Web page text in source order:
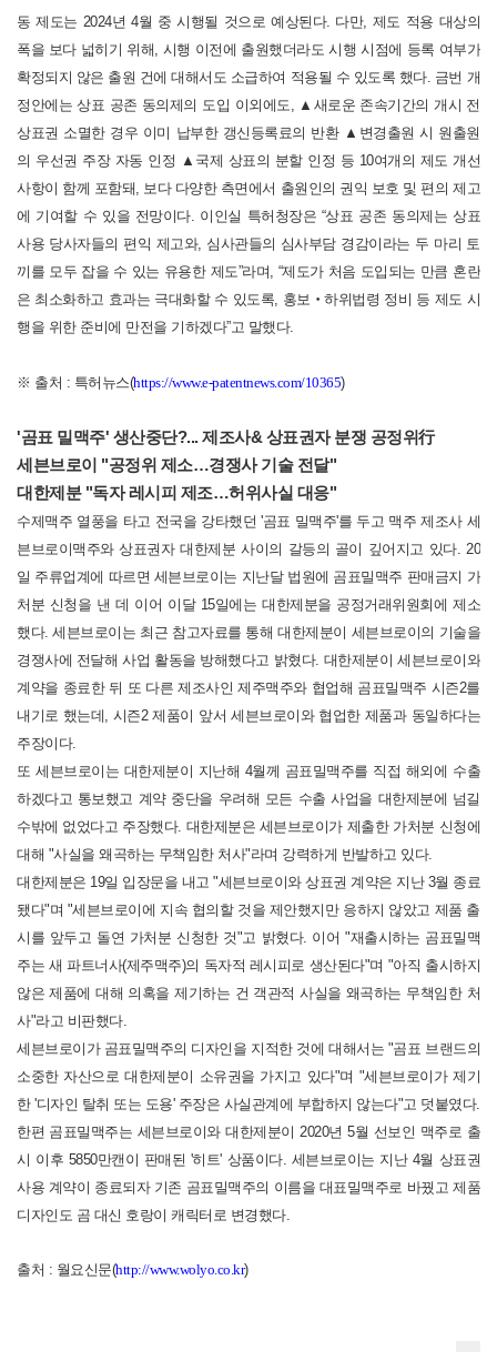
동 제도는 2024년 4월 중 시행될 것으로 예상된다. 다만, 제도 적용 대상의
폭을 보다 넓히기 위해, 시행 이전에 출원했더라도 시행 시점에 등록 여부가
확정되지 않은 출원 건에 대해서도 소급하여 적용될 수 있도록 했다. 금번 개
정안에는 상표 공존 동의제의 도입 이외에도, ▲새로운 존속기간의 개시 전
상표권 소멸한 경우 이미 납부한 갱신등록료의 반환 ▲변경출원 시 원출원
의 우선권 주장 자동 인정 ▲국제 상표의 분할 인정 등 10여개의 제도 개선
사항이 함께 포함돼, 보다 다양한 측면에서 출원인의 권익 보호 및 편의 제고
에 기여할 수 있을 전망이다. 이인실 특허청장은 “상표 공존 동의제는 상표
사용 당사자들의 편익 제고와, 심사관들의 심사부담 경감이라는 두 마리 토
끼를 모두 잡을 수 있는 유용한 제도”라며, “제도가 처음 도입되는 만큼 혼란
은 최소화하고 효과는 극대화할 수 있도록, 홍보 ‧하위법령 정비 등 제도 시
행을 위한 준비에 만전을 기하겠다”고 말했다.
※ 출처 : 특허뉴스(https://www.e-patentnews.com/10365)
'곰표 밀맥주' 생산중단?... 제조사& 상표권자 분쟁 공정위行
세븐브로이 "공정위 제소…경쟁사 기술 전달"
대한제분 "독자 레시피 제조…허위사실 대응"
수제맥주 열풍을 타고 전국을 강타했던 '곰표 밀맥주'를 두고 맥주 제조사 세
븐브로이맥주와 상표권자 대한제분 사이의 갈등의 골이 깊어지고 있다. 20
일 주류업계에 따르면 세븐브로이는 지난달 법원에 곰표밀맥주 판매금지 가
처분 신청을 낸 데 이어 이달 15일에는 대한제분을 공정거래위원회에 제소
했다.세븐브로이는 최근 참고자료를 통해 대한제분이 세븐브로이의 기술을
경쟁사에 전달해 사업 활동을 방해했다고 밝혔다. 대한제분이 세븐브로이와
계약을 종료한 뒤 또 다른 제조사인 제주맥주와 협업해 곰표밀맥주 시즌2를
내기로 했는데, 시즌2 제품이 앞서 세븐브로이와 협업한 제품과 동일하다는
주장이다.
또 세븐브로이는 대한제분이 지난해 4월께 곰표밀맥주를 직접 해외에 수출
하겠다고 통보했고 계약 중단을 우려해 모든 수출 사업을 대한제분에 넘길
수밖에 없었다고 주장했다. 대한제분은 세븐브로이가 제출한 가처분 신청에
대해 "사실을 왜곡하는 무책임한 처사"라며 강력하게 반발하고 있다.
대한제분은 19일 입장문을 내고 "세븐브로이와 상표권 계약은 지난 3월 종료
됐다"며 "세븐브로이에 지속 협의할 것을 제안했지만 응하지 않았고 제품 출
시를 앞두고 돌연 가처분 신청한 것"고 밝혔다. 이어 "재출시하는 곰표밀맥
주는 새 파트너사(제주맥주)의 독자적 레시피로 생산된다"며 "아직 출시하지
않은 제품에 대해 의혹을 제기하는 건 객관적 사실을 왜곡하는 무책임한 처
사"라고 비판했다.
세븐브로이가 곰표밀맥주의 디자인을 지적한 것에 대해서는 "곰표 브랜드의
소중한 자산으로 대한제분이 소유권을 가지고 있다"며 "세븐브로이가 제기
한 '디자인 탈취 또는 도용' 주장은 사실관계에 부합하지 않는다"고 덧붙였다.
한편 곰표밀맥주는 세븐브로이와 대한제분이 2020년 5월 선보인 맥주로 출
시 이후 5850만캔이 판매된 '히트' 상품이다. 세븐브로이는 지난 4월 상표권
사용 계약이 종료되자 기존 곰표밀맥주의 이름을 대표밀맥주로 바꿨고 제품
디자인도 곰 대신 호랑이 캐릭터로 변경했다.
출처 : 월요신문(http://www.wolyo.co.kr)